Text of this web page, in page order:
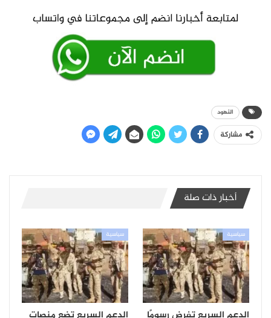
النهود
مشاركة
أخبار ذات صلة
سياسية سياسية